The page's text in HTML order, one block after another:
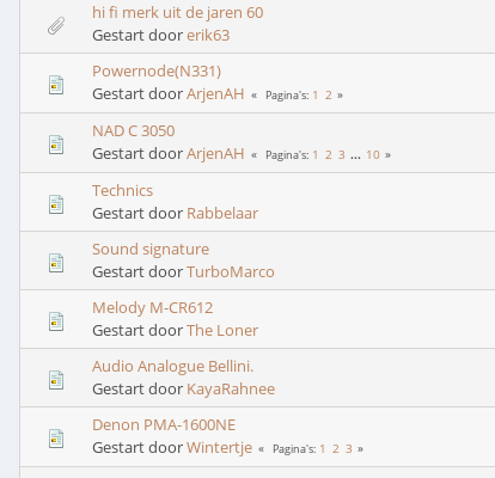
hi fi merk uit de jaren 60
Gestart doorerik63
Powernode(N331)
Gestart doorArjenAH Pagina's 1 2
NAD C 3050
Gestart doorArjenAH Pagina's 1 2 3 ... 10
Technics
Gestart door Rabbelaar
Sound signature
Gestart doorTurboMarco
Melody M-CR612
Gestart doorThe Loner
Audio Analogue Bellini.
Gestart door KayaRahnee
Denon PMA-1600NE
Gestart doorWintertje Pagina's 1 2 3